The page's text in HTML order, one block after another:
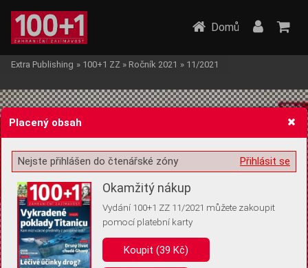
Žádost o souhlas s ukládáním volitelných informací
Pro základní fungování webu nepotřebujeme ukládat žádné informace
(tzv. cookies apod.). Rádi bychom vás ale požádali o souhlas s
Domů
Extra Publishing » 100+1 ZZ » Ročník 2021 » 11/2021
Placený obsah
Přihlásit se
Nejste přihlášen do čtenářské zóny
Okamžitý nákup
Vydání 100+1 ZZ 11/2021 můžete zakoupit
pomocí platební karty
Koupit (39 Kč)